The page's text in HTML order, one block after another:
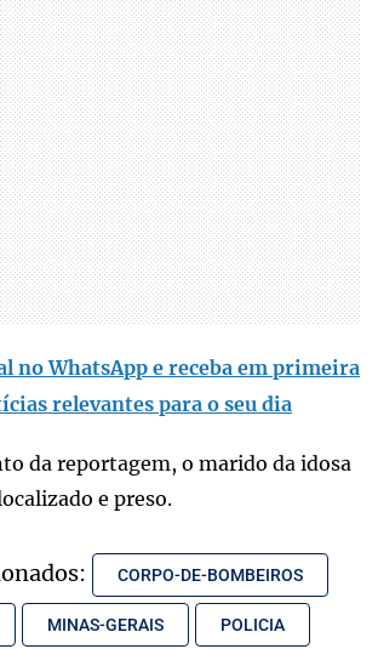
no WhatsApp e receba em primeira
relevantes para o seu dia
da reportagem, o marido da idosa
e preso.
CORPO-DE-BOMBEIROS
MINAS-GERAIS POLICIA